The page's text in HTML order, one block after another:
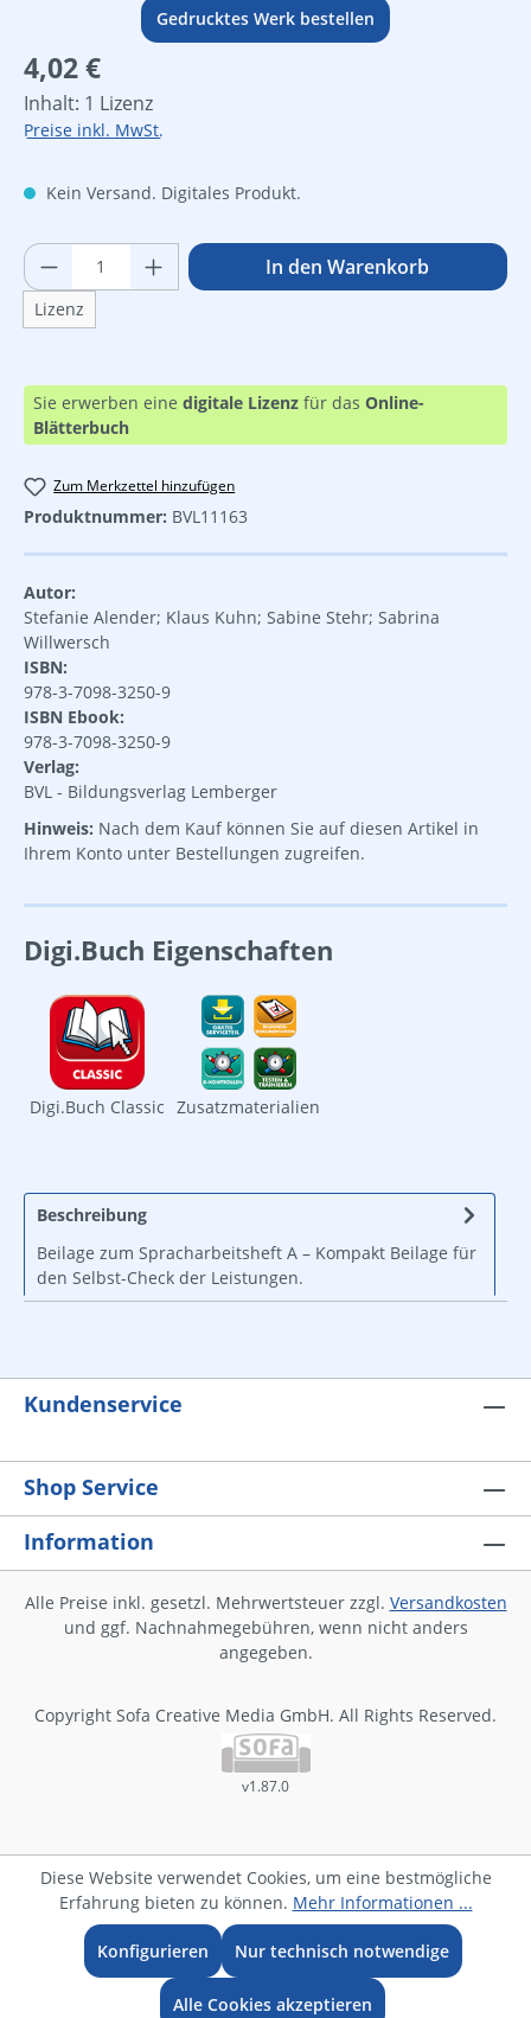
Gedrucktes Werk bestellen
Regulärer Preis:
4,02 €
Inhalt: 1 Lizenz
Preise inkl. MwSt.
Kein Versand. Digitales Produkt.
Produkt Anzahl: Gib den gewünschten
Lizenz
In den Warenkorb
Sie erwerben eine digitale Lizenz für das Online-
Blätterbuch
Zum Merkzettel hinzufügen
Produktnummer: BVL11163
Autor:
Stefanie Alender; Klaus Kuhn; Sabine Stehr; Sabrina
Willwersch
ISBN:
978-3-7098-3250-9
ISBN Ebook:
978-3-7098-3250-9
Verlag:
BVL - Bildungsverlag Lemberger
Hinweis: Nach dem Kauf können Sie auf diesen Artikel in
Ihrem Konto unter Bestellungen zugreifen.
Digi.Buch Eigenschaften
Digi.Buch Classic Zusatzmaterialien
Beschreibung
Beilage zum Spracharbeitsheft A – Kompakt Beilage für
den Selbst-Check der Leistungen.
Kundenservice
Shop Service
Information
Alle Preise inkl. gesetzl. Mehrwertsteuer zzgl. Versandkosten
und ggf. Nachnahmegebühren, wenn nicht anders
angegeben.
Copyright Sofa Creative Media GmbH. All Rights Reserved.
v1.87.0
Diese Website verwendet Cookies, um eine bestmögliche
Erfahrung bieten zu können. Mehr Informationen ...
Nur technisch notwendige
Konfigurieren
Alle Cookies akzeptieren